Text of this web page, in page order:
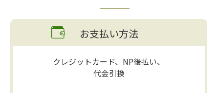
お支払い方法
クレジットカード、NP後払い、
代金引換